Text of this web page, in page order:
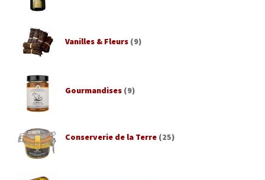
Vanilles & Fleurs (9)
Gourmandises (9)
Conserverie de la Terre (25)